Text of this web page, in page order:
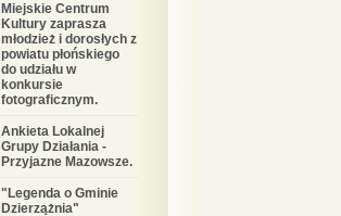
Miejskie Centrum
Kultury zaprasza
młodzież i dorosłych z
powiatu płońskiego
do udziału w
konkursie
fotograficznym.
Ankieta Lokalnej
Grupy Działania -
Przyjazne Mazowsze.
"Legenda o Gminie
Dzierzążnia"